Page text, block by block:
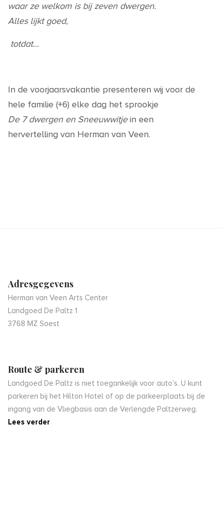
waar ze welkom is bij zeven dwergen.
Alles lijkt goed,
totdat…
In de voorjaarsvakantie presenteren wij voor de
hele familie (+6) elke dag het sprookje
De 7 dwergen en Sneeuwwitjein een
hervertelling van Herman van Veen.
Adresgegevens
Herman van Veen Arts Center
Landgoed De Paltz 1
3768 MZ Soest
Route & parkeren
Landgoed De Paltz is niet toegankelijk voor auto’s. U kunt
parkeren bij het Hilton Hotel of op de parkeerplaats bij de
ingang van de Vliegbasis aan de Verlengde Paltzerweg.
Lees verder